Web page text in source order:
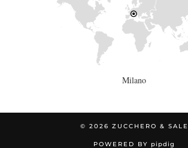
Milano
© 2026 ZUCCHERO & SALE
POWERED BY pipdig